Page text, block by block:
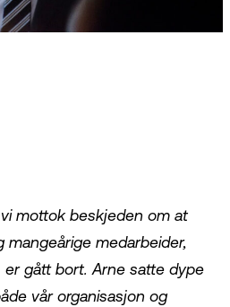
mottok beskjeden om at
mangeårige medarbeider,
er gått bort. Arne satte dype
vår organisasjon og